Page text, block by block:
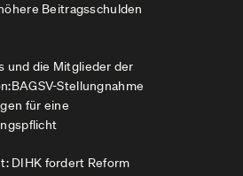
Beitragsschulden
und die Mitglieder der
Stellungnahme
für eine
DIHK fordert Reform